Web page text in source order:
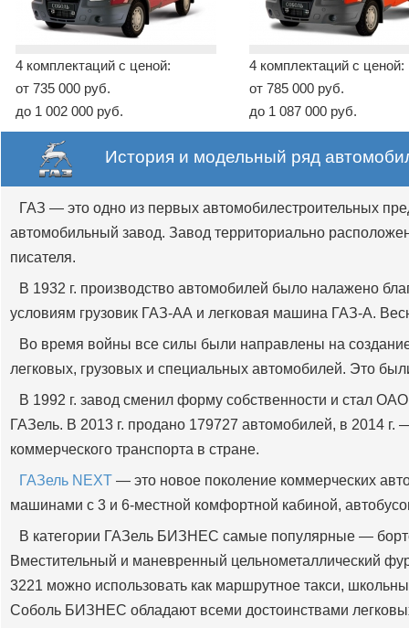
4 комплектаций с ценой:
от 735 000 руб.
до 1 002 000 руб.
4 комплектаций с ценой:
от 785 000 руб.
до 1 087 000 руб.
История и модельный ряд
ГАЗ — это одно из первых автомобилестроительных
автомобильный завод. Завод территориально
писателя.
В 1932 г. производство автомобилей было налажено
условиям грузовик ГАЗ-АА и легковая машина ГАЗ-А.
Во время войны все силы были направлены на
легковых, грузовых и специальных автомобилей. Это
В 1992 г. завод сменил форму собственности и стал
ГАЗель. В 2013 г. продано 179727 автомобилей, в 2014
коммерческого транспорта в стране.
ГАЗель NEXT — это новое поколение коммерческих
машинами с 3 и 6-местной комфортной кабиной,
В категории ГАЗель БИЗНЕС самые популярные —
Вместительный и маневренный цельнометаллический
3221 можно использовать как маршрутное такси,
Соболь БИЗНЕС обладают всеми достоинствами